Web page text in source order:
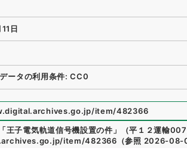
日
ータの利用条件: CC0
item/482366
「王子電気軌道信号機設置の件 」 （平１２運輸
item/482366 （参照 2026-08-